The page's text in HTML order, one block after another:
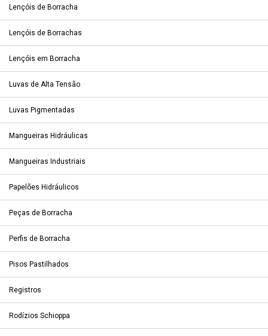
Lençóis de Borracha
Lençóis de Borrachas
Lençóis em Borracha
Luvas de Alta Tensão
Luvas Pigmentadas
Mangueiras Hidráulicas
Mangueiras Industriais
Papelões Hidráulicos
Peças de Borracha
Perfis de Borracha
Pisos Pastilhados
Registros
Rodízios Schioppa